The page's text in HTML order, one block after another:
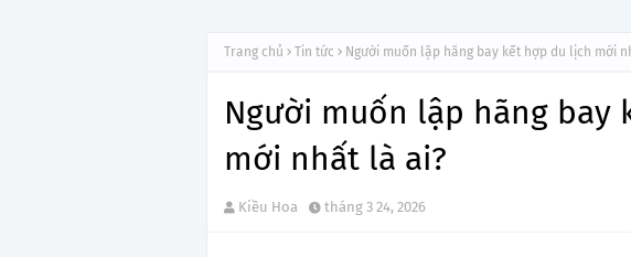
Trang chủ Tin tức Người muốn lập hãng bay kết hợp du lịch mới
Người muốn lập hãng bay
mới nhất là ai?
Kiều Hoa tháng 3 24, 2026